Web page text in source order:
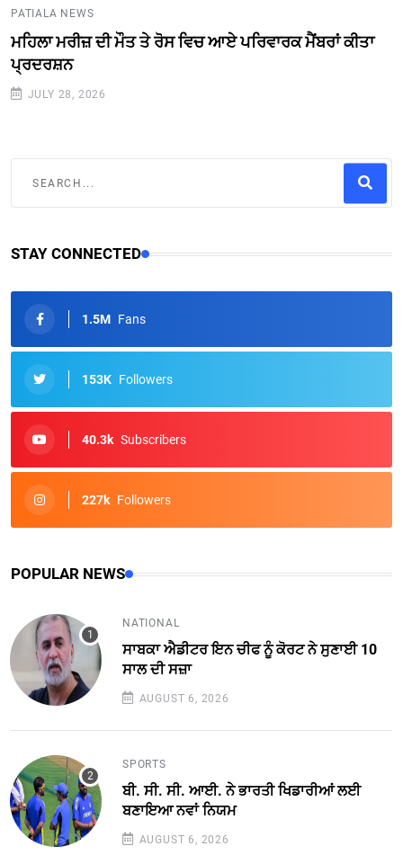
PATIALA NEWS
ਮਹਿਲਾ ਮਰੀਜ਼ ਦੀ ਮੌਤ ਤੇ ਰੋਸ ਵਿਚ ਆਏ ਪਰਿਵਾਰਕ ਮੈਂਬਰਾਂ ਕੀਤਾ
ਪ੍ਰਦਰਸ਼ਨ
JULY 28, 2026
STAY CONNECTED
1.5M Fans
153K Followers
40.3k Subscribers
227k Followers
POPULAR NEWS
NATIONAL
ਸਾਬਕਾ ਐਡੀਟਰ ਇਨ ਚੀਫ ਨੂੰ ਕੋਰਟ ਨੇ ਸੁਣਾਈ 10
ਸਾਲ ਦੀ ਸਜ਼ਾ
AUGUST 6, 2026
SPORTS
ਬੀ. ਸੀ. ਸੀ. ਆਈ. ਨੇ ਭਾਰਤੀ ਖਿਡਾਰੀਆਂ ਲਈ
ਬਣਾਇਆ ਨਵਾਂ ਨਿਯਮ
AUGUST 6, 2026